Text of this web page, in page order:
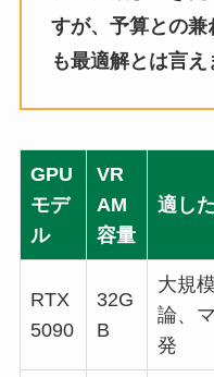
すが、予算との兼
も最適解とは言え
GPU
モデ
ル
VR
AM
容量
適し
RTX
5090
32G
B
大規
論、
発